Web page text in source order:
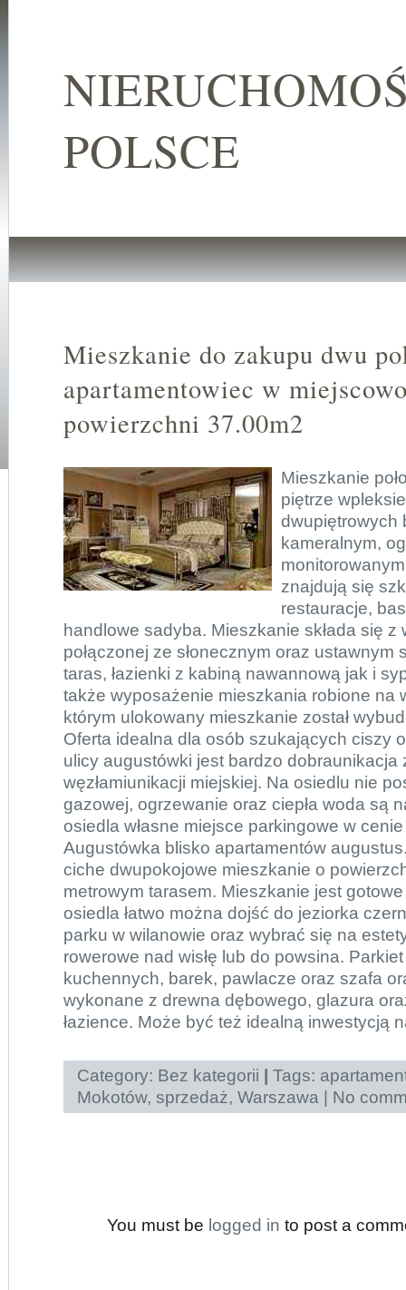
POLSCE
Mieszkanie do zakupu dwu
apartamentowiec w
powierzchni 37.00m2
Mieszkanie
piętrze
dwupiętrowych
kameralnym,
znajdują się
restauracje,
handlowe sadyba. Mieszkanie składa się z
połączonej ze słonecznym oraz ustawnym
taras, łazienki z kabiną nawannową jak i
także wyposażenie mieszkania robione na
którym ulokowany mieszkanie został
Oferta idealna dla osób szukających ciszy
ulicy augustówki jest bardzo dobraunikacja
węzłamiunikacji miejskiej. Na osiedlu nie
gazowej, ogrzewanie oraz ciepła woda są
osiedla własne miejsce parkingowe w
Augustówka blisko apartamentów
ciche dwupokojowe mieszkanie o
metrowym tarasem. Mieszkanie jest
osiedla łatwo można dojść do jeziorka
parku w wilanowie oraz wybrać się na
rowerowe nad wisłę lub do powsina.
kuchennych, barek, pawlacze oraz szafa
wykonane z drewna dębowego, glazura
łazience. Może być też idealną inwestycją
Category: Bez kategorii Tags:
Mokotów, sprzedaż, Warszawa No
You must be logged in to post a